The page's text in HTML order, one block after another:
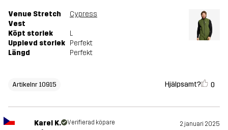
Venue Stretch
Vest
Cypress
Köpt storlek
L
Upplevd storlek Perfekt
Längd
Perfekt
Artikelnr 10915 Hjälpsamt? 0
Karel K. Verifierad köpare 2 januari 2025